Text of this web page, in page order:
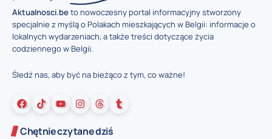
Aktualnosci.beto nowoczesny portal informacyjny stworzony
specjalnie z myślą o Polakach mieszkających w Belgii: informacje o
lokalnych wydarzeniach, a także treści dotyczące życia
codziennego w Belgii.
Śledź nas, aby być na bieżąco z tym, co ważne!
Chętnie czytane dziś